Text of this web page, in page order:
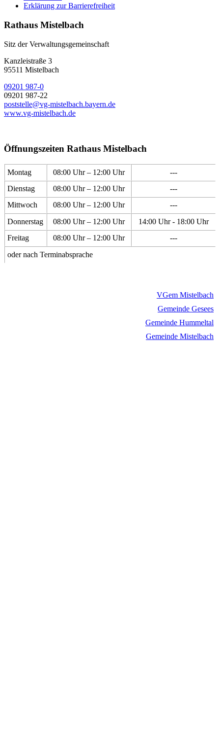
Erklärung zur Barrierefreiheit
Rathaus Mistelbach
Sitz der Verwaltungsgemeinschaft
Kanzleistraße 3
95511 Mistelbach
09201 987-0
09201 987-22
poststelle@vg-mistelbach.bayern.de
www.vg-mistelbach.de
Öffnungszeiten Rathaus Mistelbach
Montag 08:00 Uhr – 12:00 Uhr
---
Dienstag
08:00 Uhr – 12:00 Uhr
---
Mittwoch
08:00 Uhr – 12:00 Uhr
---
Donnerstag
08:00 Uhr – 12:00 Uhr
14:00 Uhr - 18:00 Uhr
Freitag
08:00 Uhr – 12:00 Uhr
---
oder nach Terminabsprache
VGem Mistelbach
Gemeinde Gesees
Gemeinde Hummeltal
Gemeinde Mistelbach